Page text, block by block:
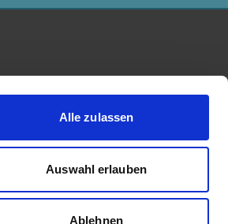
Alle zulassen
Auswahl erlauben
Ablehnen